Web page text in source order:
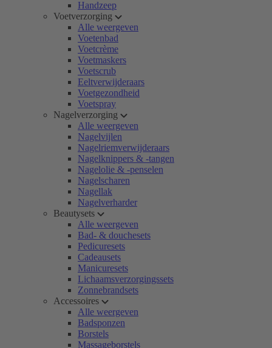
Handzeep
Voetverzorging
Alle weergeven
Voetenbad
Voetcrème
Voetmaskers
Voetscrub
Eeltverwijderaars
Voetgezondheid
Voetspray
Nagelverzorging
Alle weergeven
Nagelvijlen
Nagelriemverwijderaars
Nagelknippers & -tangen
Nagelolie & -penselen
Nagelscharen
Nagellak
Nagelverharder
Beautysets
Alle weergeven
Bad- & douchesets
Pedicuresets
Cadeausets
Manicuresets
Lichaamsverzorgingssets
Zonnebrandsets
Accessoires
Alle weergeven
Badsponzen
Borstels
Massageborstels